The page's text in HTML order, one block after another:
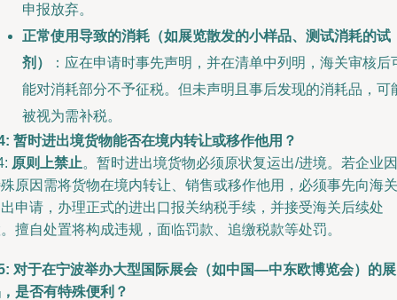
申报放弃。
正常使用导致的消耗（如展览散发的小样品、测试消耗的试
剂）
：应在申请时事先声明，并在清单中列明，海关审核后
能对消耗部分不予征税。但未声明且事后发现的消耗品，可
被视为需补税。
暂时进出境货物能否在境内转让或移作他用？
原则上禁止。暂时进出境货物必须原状复运出/进境。若企业因
原因需将货物在境内转让、销售或移作他用，必须事先向海关
申请，办理正式的进出口报关纳税手续，并接受海关后续处
擅自处置将构成违规，面临罚款、追缴税款等处罚。
对于在宁波举办大型国际展会（如中国—中东欧博览会）的展
是否有特殊便利？